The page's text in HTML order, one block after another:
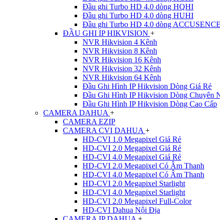
Đầu ghi Turbo HD 4.0 dòng HQHI
Đầu ghi Turbo HD 4.0 dòng HUHI
Đầu ghi Turbo HD 4.0 dòng ACCUSENCE
ĐẦU GHI IP HIKVISION +
NVR Hikvision 4 Kênh
NVR Hikvision 8 Kênh
NVR Hikvision 16 Kênh
NVR Hikvision 32 Kênh
NVR Hikvision 64 Kênh
Đầu Ghi Hình IP Hikvision Dòng Giá Rẻ
Đầu Ghi Hình IP Hikvision Dòng Chuyên
Đầu Ghi Hình IP Hikvision Dòng Cao Cấp
CAMERA DAHUA +
CAMERA EZIP
CAMERA CVI DAHUA +
HD-CVI 1.0 Megapixel Giá Rẻ
HD-CVI 2.0 Megapixel Giá Rẻ
HD-CVI 4.0 Megapixel Giá Rẻ
HD-CVI 2.0 Megapixel Có Âm Thanh
HD-CVI 4.0 Megapixel Có Âm Thanh
HD-CVI 2.0 Megapixel Starlight
HD-CVI 4.0 Megapixel Starlight
HD-CVI 2.0 Megapixel Full-Color
HD-CVI Dahua Nội Địa